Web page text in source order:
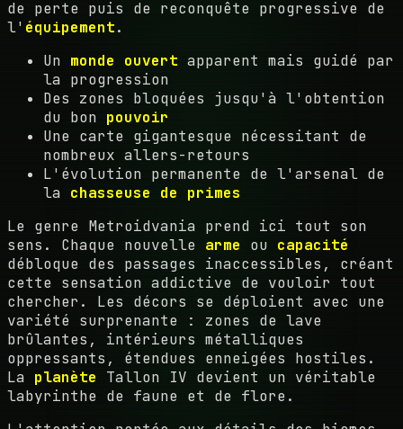
de perte puis de reconquête progressive de
l' équipement.
Un monde ouvert apparent mais guidé par
la progression
Des zones bloquées jusqu'à l'obtention
du bon pouvoir
Une carte gigantesque nécessitant de
nombreux allers-retours
L'évolution permanente de l'arsenal de
la chasseuse de primes
Le genre Metroidvania prend ici tout son
sens. Chaque nouvelle arme ou capacité
débloque des passages inaccessibles, créant
cette sensation addictive de vouloir tout
chercher. Les décors se déploient avec une
variété surprenante : zones de lave
brûlantes, intérieurs métalliques
oppressants, étendues enneigées hostiles.
La planète Tallon IV devient un véritable
labyrinthe de faune et de flore.